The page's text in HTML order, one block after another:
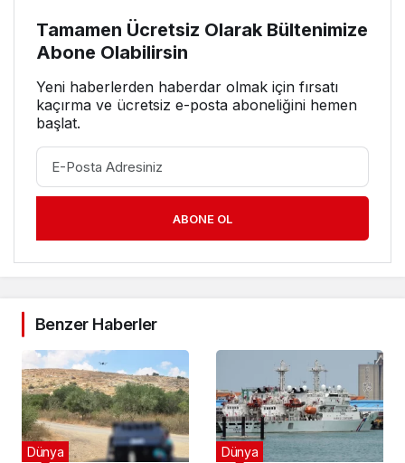
Tamamen Ücretsiz Olarak Bültenimize
Abone Olabilirsin
Yeni haberlerden haberdar olmak için fırsatı
kaçırma ve ücretsiz e-posta aboneliğini hemen
başlat.
ABONE OL
Benzer Haberler
Dünya Dünya